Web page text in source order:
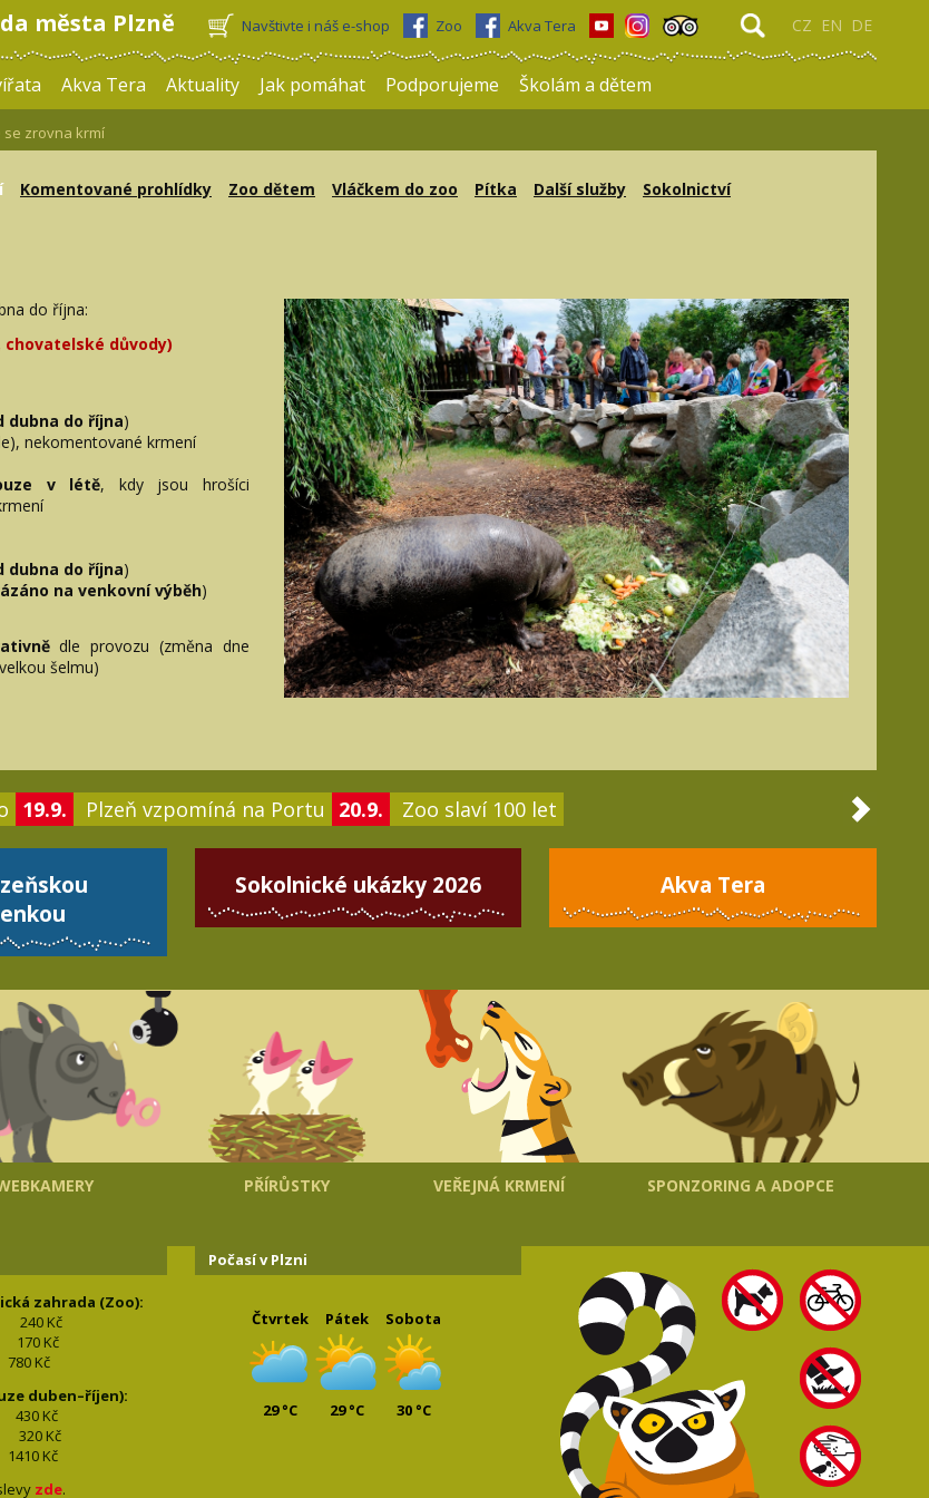
města Plzně CZ EN DE
Navštivte i náš e-shop Zoo Akva Tera
Akva Tera Aktuality Jak pomáhat Podporujeme Školám a dětem
zrovna krmí
Komentované prohlídky Zoo dětem Vláčkem do zoo Pítka Další služby Sokolnictví
do října:
chovatelské důvody)
dubna do října)
nekomentované krmení
v létě, kdy jsou hrošíci
dubna do října)
na venkovní výběh)
dle provozu (změna dne
šelmu)
19.9. Plzeň vzpomíná na Portu 20.9. Zoo slaví 100 let
Sokolnické ukázky 2026 Akva Tera
PŘÍRŮSTKY VEŘEJNÁ KRMENÍ SPONZORING A ADOPCE
zahrada (Zoo):
240 Kč
170Kč
Kč
duben–říjen):
Kč
320 Kč
Kč
zde.
Počasí v Plzni
Čtvrtek
29 °C
Pátek
29 °C
Sobota
30 °C